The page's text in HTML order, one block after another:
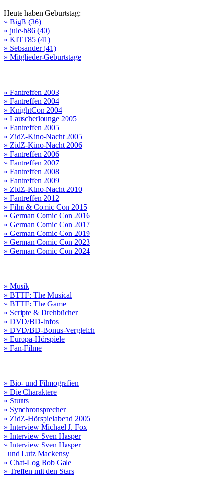
Heute haben Geburtstag:
» BigB (36)
» jule-h86 (40)
» KITT85 (41)
» Sebsander (41)
» Mitglieder-Geburtstage
» Fantreffen 2003
» Fantreffen 2004
» KnightCon 2004
» Lauscherlounge 2005
» Fantreffen 2005
» ZidZ-Kino-Nacht 2005
» ZidZ-Kino-Nacht 2006
» Fantreffen 2006
» Fantreffen 2007
» Fantreffen 2008
» Fantreffen 2009
» ZidZ-Kino-Nacht 2010
» Fantreffen 2012
» Film & Comic Con 2015
» German Comic Con 2016
» German Comic Con 2017
» German Comic Con 2019
» German Comic Con 2023
» German Comic Con 2024
» Musik
» BTTF: The Musical
» BTTF: The Game
» Scripte & Drehbücher
» DVD/BD-Infos
» DVD/BD-Bonus-Vergleich
» Europa-Hörspiele
» Fan-Filme
» Bio- und Filmografien
» Die Charaktere
» Stunts
» Synchronsprecher
» ZidZ-Hörspielabend 2005
» Interview Michael J. Fox
» Interview Sven Hasper
» Interview Sven Hasper
und Lutz Mackensy
» Chat-Log Bob Gale
» Treffen mit den Stars